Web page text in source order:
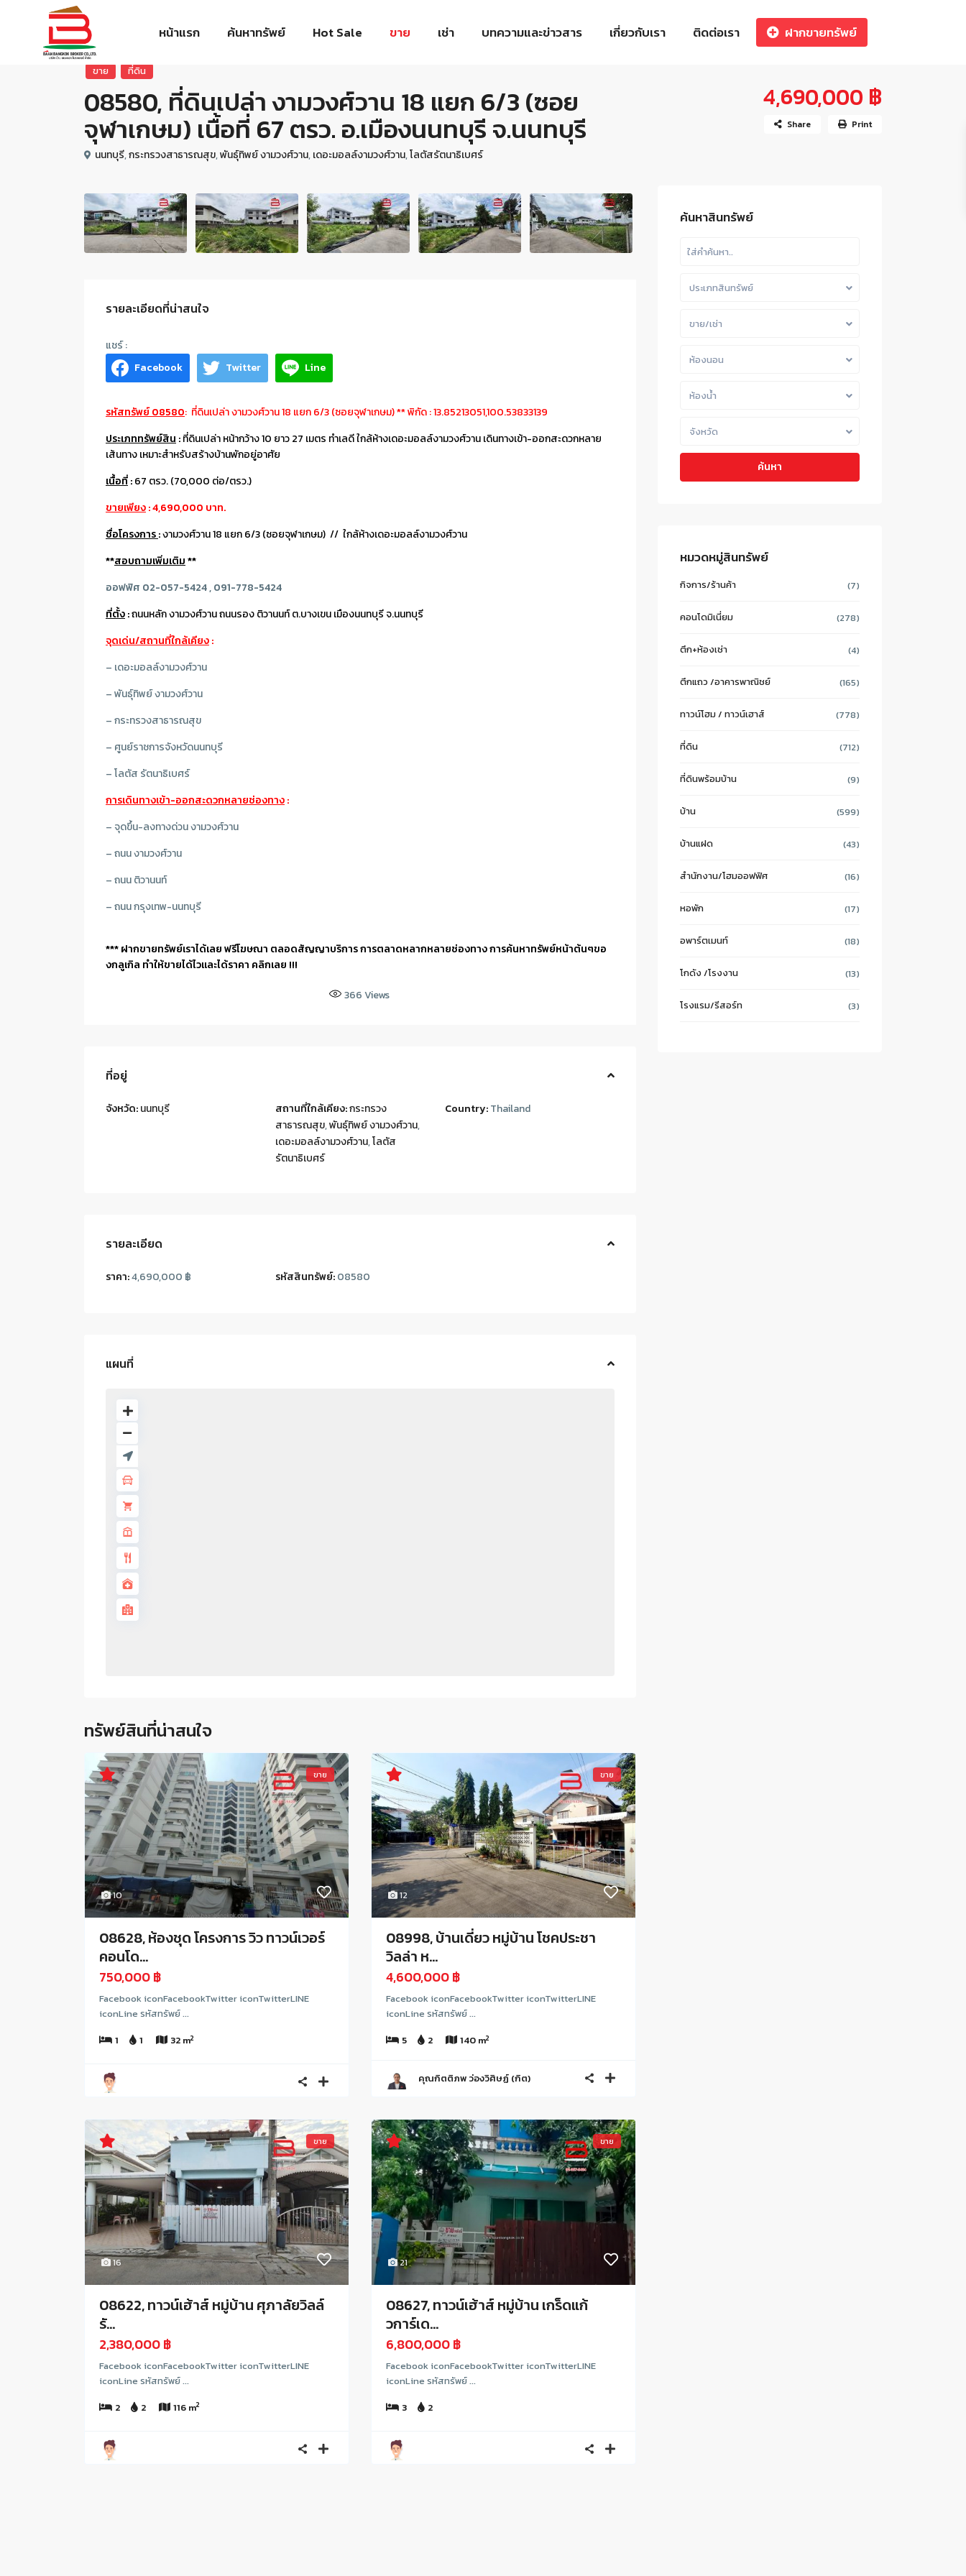
หน้าแรก ค้นหาทรัพย์ Hot Sale ขาย เช่า บทความและข่าวสาร เกี่ยวกับเรา ติดต่อเรา ฝากขายทรัพย์
ขาย ที่ดิน
08580, ที่ดินเปล่า งามวงศ์วาน 18 แยก 6/3 (ซอย
จุฬาเกษม) เนื้อที่ 67 ตรว. อ.เมืองนนทบุรี จ.นนทบุรี
4,690,000 ฿
นนทบุรี,กระทรวงสาธารณสุข,พันธุ์ทิพย์ งามวงศ์วาน,เดอะมอลล์งามวงศ์วาน,โลตัสรัตนาธิเบศร์
Share Print
รายละเอียดที่น่าสนใจ
Facebook Twitter Line
รหัสทรัพย์ 08580: ที่ดินเปล่า งามวงศ์วาน 18 แยก 6/3 (ซอยจุฬาเกษม) ** พิกัด : 13.85213051,100.53833139
ประเภททรัพย์สิน :ที่ดินเปล่า หน้ากว้าง 10 ยาว 27 เมตร ทำเลดี ใกล้ห้างเดอะมอลล์งามวงศ์วาน เดินทางเข้า-ออกสะดวกหลาย
เส้นทาง เหมาะสำหรับสร้างบ้านพักอยู่อาศัย
เนื้อที่:67 ตรว. (70,000 ต่อ/ตรว.)
ขายเพียง: 4,690,000 บาท.
ชื่อโครงการ:งามวงศ์วาน 18 แยก 6/3 (ซอยจุฬาเกษม) // ใกล้ห้างเดอะมอลล์งามวงศ์วาน
**สอบถามเพิ่มเติม**
ออฟฟิศ 02-057-5424 , 091-778-5424
ที่ตั้ง:ถนนหลัก งามวงศ์วาน ถนนรอง ติวานนท์ ต.บางเขน เมืองนนทบุรี จ.นนทบุรี
จุดเด่น/สถานที่ใกล้เคียง:
– เดอะมอลล์งามวงศ์วาน
– พันธุ์ทิพย์ งามวงศ์วาน
– กระทรวงสาธารณสุข
– ศูนย์ราชการจังหวัดนนทบุรี
– โลตัส รัตนาธิเบศร์
การเดินทางเข้า-ออกสะดวกหลายช่องทาง:
– จุดขึ้น-ลงทางด่วน งามวงศ์วาน
– ถนน งามวงศ์วาน
– ถนน ติวานนท์
– ถนน กรุงเทพ-นนทบุรี
*** ฝากขายทรัพย์เราได้เลย ฟรีโฆษณา ตลอดสัญญาบริการ การตลาดหลากหลายช่องทาง การค้นหาทรัพย์หน้าต้นๆขอ
งกลูเกิล ทำให้ขายได้ไวและได้ราคา คลิกเลย !!!
366Views
ที่อยู่
จังหวัด:นนทบุรี สถานที่ใกล้เคียง:กระทรวง
สาธารณสุข,พันธุ์ทิพย์ งามวงศ์วาน,
เดอะมอลล์งามวงศ์วาน,โลตัส
รัตนาธิเบศร์
Country:Thailand
รายละเอียด
ราคา:4,690,000 ฿ รหัสสินทรัพย์:08580
แผนที่
ทรัพย์สินที่น่าสนใจ
10
ขาย
08628, ห้องชุด โครงการ วิว ทาวน์เวอร์
คอนโด...
750,000 ฿
Facebook iconFacebookTwitter iconTwitterLINE
iconLine รหัสทรัพย์ ...
1
1 32 m2
12
ขาย
08998, บ้านเดี่ยว หมู่บ้าน โชคประชา
วิลล่า ห...
4,600,000 ฿
Facebook iconFacebookTwitter iconTwitterLINE
iconLine รหัสทรัพย์ ...
5
2 140 m2
คุณกิตติภพ ว่องวิศิษฏ์ (กิต)
16
ขาย
08622, ทาวน์เฮ้าส์ หมู่บ้าน ศุภาลัยวิลล์
รั...
2,380,000 ฿
Facebook iconFacebookTwitter iconTwitterLINE
iconLine รหัสทรัพย์ ...
2
2 116 m2
21
ขาย
08627, ทาวน์เฮ้าส์ หมู่บ้าน เกร็ดแก้
วการ์เด...
6,800,000 ฿
Facebook iconFacebookTwitter iconTwitterLINE
iconLine รหัสทรัพย์ ...
3
2
ค้นหาสินทรัพย์
ประเภทสินทรัพย์
ขาย/เช่า
ห้องนอน
ห้องน้ำ
จังหวัด
ค้นหา
หมวดหมู่สินทรัพย์
กิจการ/ร้านค้า (7)
คอนโดมิเนี่ยม (278)
ตึก+ห้องเช่า (4)
ตึกแถว /อาคารพาณิชย์ (165)
ทาวน์โฮม / ทาวน์เฮาส์ (778)
ที่ดิน (712)
ที่ดินพร้อมบ้าน (9)
บ้าน (599)
บ้านแฝด (43)
สำนักงาน/โฮมออฟฟิศ (16)
หอพัก (17)
อพาร์ตเมนท์ (18)
โกดัง /โรงงาน (13)
โรงแรม/รีสอร์ท (3)